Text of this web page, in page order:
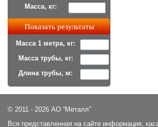
Масса, кг:
Масса 1 метра, кг:
Масса трубы, кг:
Длина трубы, м:
© 2011 - 2026 АО “Металл”
Вся представленная на сайте информация,